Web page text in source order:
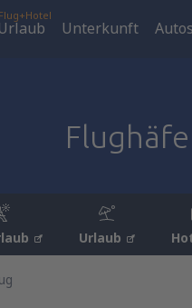
Flug+Hotel
Urlaub Unterkunft Autos
Urlaub